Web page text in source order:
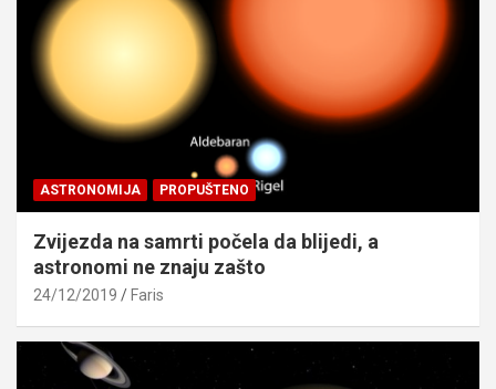
ASTRONOMIJA PROPUŠTENO
Zvijezda na samrti počela da blijedi, a
astronomi ne znaju zašto
24/12/2019 Faris